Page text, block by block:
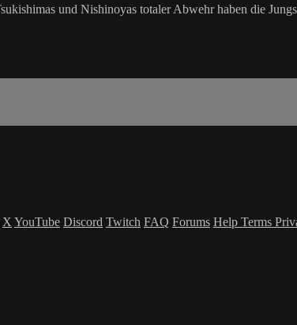
und Nishinoyas totaler Abwehr haben die
X YouTube Discord Twitch FAQ Forums Help Terms